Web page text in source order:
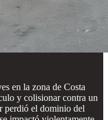
en la zona de Costa
y colisionar contra un
perdió el dominio del